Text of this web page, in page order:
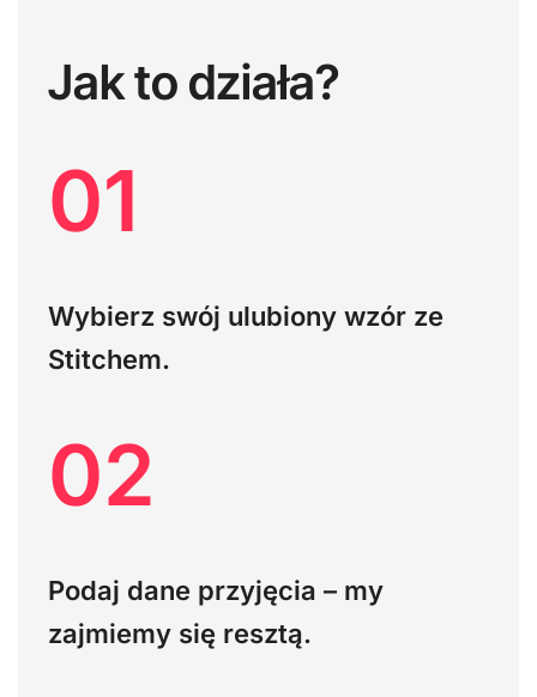
Jak to działa?
01
Wybierz swój ulubiony wzór ze
Stitchem.
02
Podaj dane przyjęcia – my
zajmiemy się resztą.